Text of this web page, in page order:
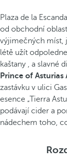
Plaza de la
od obchodní
výjimečných míst,
létě užít
kaštany , a slavné
Prince of Asturias
zastávku v ulici
esence „Tierra
podávají cider a
nádechem toho,